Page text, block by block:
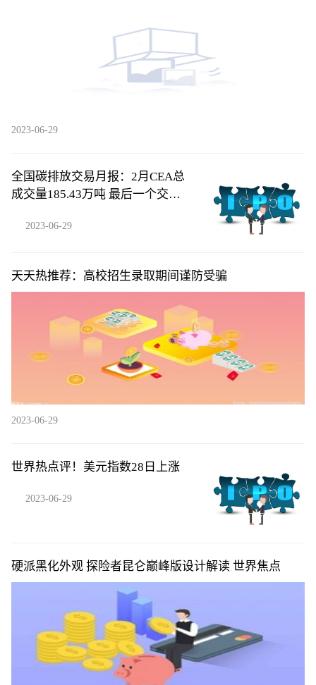
2023-06-29
全国碳排放交易月报：2月CEA总
成交量185.43万吨 最后一个交易
2023-06-29
天天热推荐：高校招生录取期间谨防受骗
2023-06-29
世界热点评！美元指数28日上涨
2023-06-29
硬派黑化外观 探险者昆仑巅峰版设计解读 世界焦点